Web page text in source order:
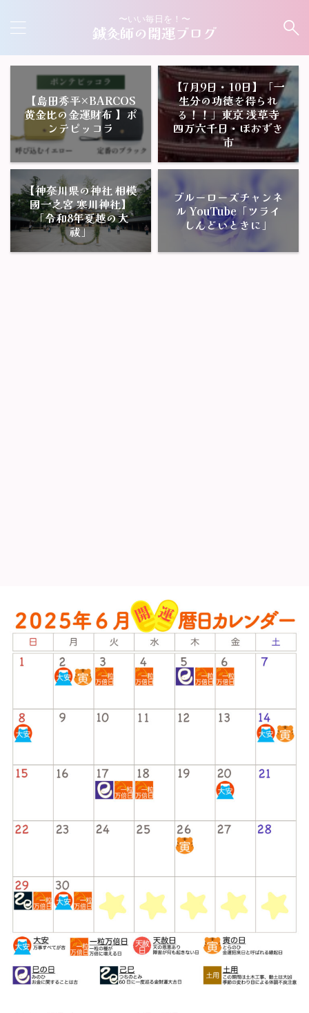
〜いい毎日を！〜
鍼灸師の開運ブログ
【島田秀平×BARCOS
黄金比の金運財布 】ポ
ンテピッコラ
【7月9日・10日】「一
生分の功徳を得られ
る！！」東京 浅草寺
四万六千日・ほおずき
市
【神奈川県の神社 相模
國一之宮 寒川神社】
「令和8年夏越の大
祓」
ブルーローズチャンネ
ル YouTube「ツライ
しんどいときに」